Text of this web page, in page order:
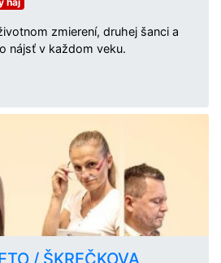
zmierení, druhej šanci a
nájsť v každom veku.
/ ŠKREČKOVA